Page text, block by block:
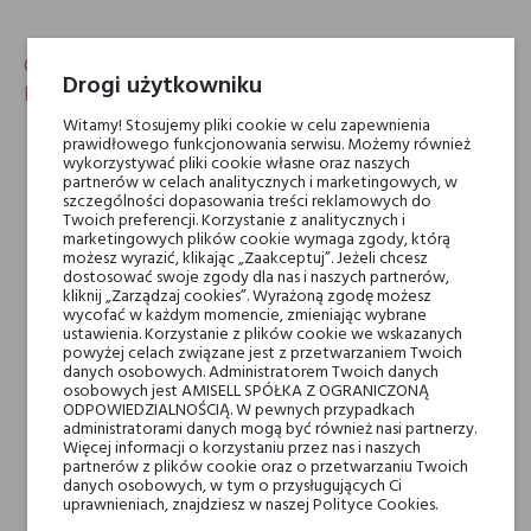
Charakterystyka cytrusowo-aromatycznej wody
perfumowanej Parfums de Marly Galloway
Oryginalny flakon w kolorze białego matu idealnie podkreśla klasę
i elegancję Galloway.
Perfumy Galloway są rewelacyjne na co dzień. Świetnie komponują
się z elegancką koszulą.
Galloway Parfums de Marly to zapach dla gentlemana. Oprócz
hesperydów ma w sobie wyrazisty zapach świeżości przełamanej
akordami szarej ambry, co sprawia, że te cytrusowo-aromatyczne
perfumy są niezwykle magnetyczne.
Galloway występuje w dwóch pojemnościach: 125 i 75ml.
Kompozycja jest wodą perfumowaną, co znacznie zwiększa jej
trwałość.
Nuty głowy
pieprz, cytrusy
Nuty serca
irys, kwiat pomarańczy
Drogi użytkowniku
Witamy! Stosujemy pliki cookie w celu zapewnienia
prawidłowego funkcjonowania serwisu. Możemy również
wykorzystywać pliki cookie własne oraz naszych
partnerów w celach analitycznych i marketingowych, w
szczególności dopasowania treści reklamowych do
Twoich preferencji. Korzystanie z analitycznych i
marketingowych plików cookie wymaga zgody, którą
możesz wyrazić, klikając „Zaakceptuj”. Jeżeli chcesz
dostosować swoje zgody dla nas i naszych partnerów,
kliknij „Zarządzaj cookies”. Wyrażoną zgodę możesz
wycofać w każdym momencie, zmieniając wybrane
ustawienia. Korzystanie z plików cookie we wskazanych
powyżej celach związane jest z przetwarzaniem Twoich
danych osobowych. Administratorem Twoich danych
osobowych jest AMISELL SPÓŁKA Z OGRANICZONĄ
ODPOWIEDZIALNOŚCIĄ. W pewnych przypadkach
administratorami danych mogą być również nasi partnerzy.
Więcej informacji o korzystaniu przez nas i naszych
partnerów z plików cookie oraz o przetwarzaniu Twoich
danych osobowych, w tym o przysługujących Ci
uprawnieniach, znajdziesz w naszej Polityce Cookies.